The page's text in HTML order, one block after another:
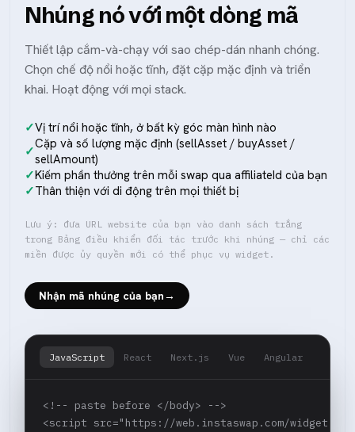
Nhúng nó với một dòng mã
Thiết lập cắm-và-chạy với sao chép-dán nhanh chóng.
Chọn chế độ nổi hoặc tĩnh, đặt cặp mặc định và triển
khai. Hoạt động với mọi stack.
Vị trí nổi hoặc tĩnh, ở bất kỳ góc màn hình nào
Cặp và số lượng mặc định (sellAsset / buyAsset /
sellAmount)
Kiếm phần thưởng trên mỗi swap qua affiliateId của bạn
Thân thiện với di động trên mọi thiết bị
Lưu ý: đưa URL website của bạn vào danh sách trắng
trong Bảng điều khiển đối tác trước khi nhúng — chỉ các
miền được ủy quyền mới có thể phục vụ widget.
Nhận mã nhúng của bạn→
JavaScript React Next.js Vue Angular
<!-- paste before </body> -->
<script src="https://web.instaswap.com/